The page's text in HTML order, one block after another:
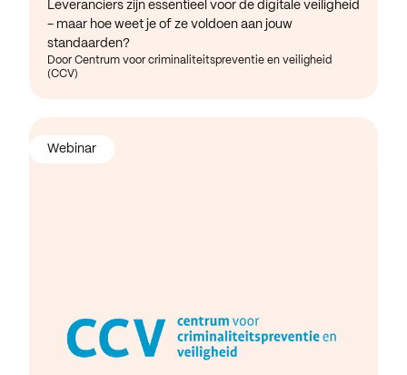
Leveranciers zijn essentieel voor de digitale veiligheid
- maar hoe weet je of ze voldoen aan jouw
standaarden?
Door Centrum voor criminaliteitspreventie en veiligheid
(CCV)
Webinar